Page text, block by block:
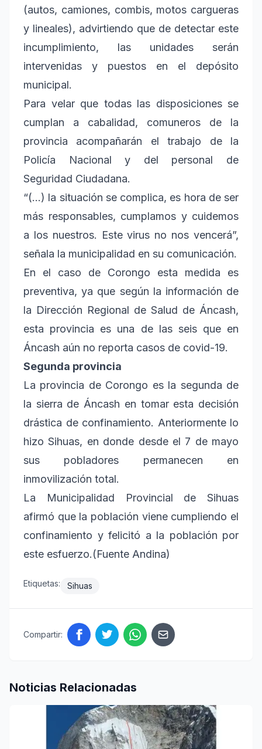
(autos, camiones, combis, motos cargueras
y lineales), advirtiendo que de detectar este
incumplimiento, las unidades serán
intervenidas y puestos en el depósito
municipal.
Para velar que todas las disposiciones se
cumplan a cabalidad, comuneros de la
provincia acompañarán el trabajo de la
Policía Nacional y del personal de
Seguridad Ciudadana.
“(…) la situación se complica, es hora de ser
más responsables, cumplamos y cuidemos
a los nuestros. Este virus no nos vencerá”,
señala la municipalidad en su comunicación.
En el caso de Corongo esta medida es
preventiva, ya que según la información de
la Dirección Regional de Salud de Áncash,
esta provincia es una de las seis que en
Áncash aún no reporta casos de covid-19.
Segunda provincia
La provincia de Corongo es la segunda de
la sierra de Áncash en tomar esta decisión
drástica de confinamiento. Anteriormente lo
hizo Sihuas, en donde desde el 7 de mayo
sus pobladores permanecen en
inmovilización total.
La Municipalidad Provincial de Sihuas
afirmó que la población viene cumpliendo el
confinamiento y felicitó a la población por
este esfuerzo.(Fuente Andina)
Etiquetas: Sihuas
Compartir:
Noticias Relacionadas